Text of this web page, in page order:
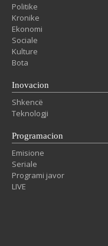
Politike
Kronike
Ekonomi
Sociale
Kulture
Bota
Inovacion
Shkencë
Teknologji
Programacion
Emisione
Seriale
Programi javor
LIVE